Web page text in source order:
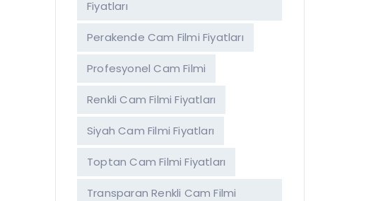
Fiyatları
Perakende Cam Filmi Fiyatları
Profesyonel Cam Filmi
Renkli Cam Filmi Fiyatları
Siyah Cam Filmi Fiyatları
Toptan Cam Filmi Fiyatları
Transparan Renkli Cam Filmi